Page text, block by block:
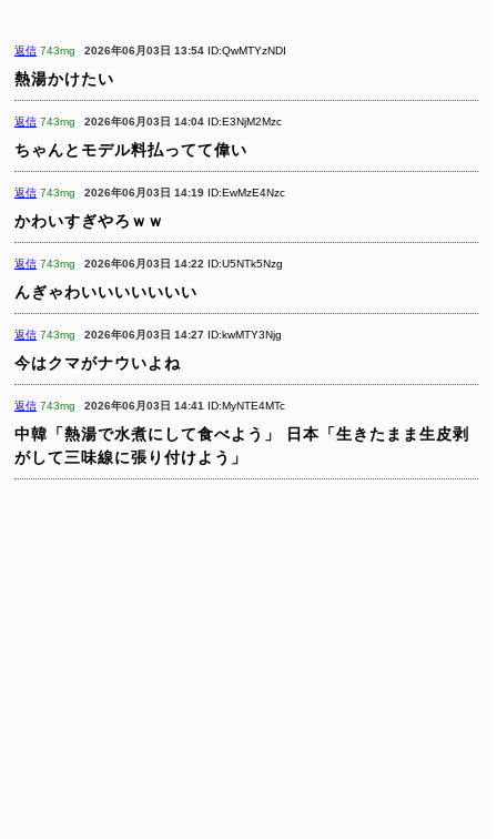
返信 743mg 2026年06月03日 13:54 ID:QwMTYzNDI
熱湯かけたい
返信 743mg 2026年06月03日 14:04 ID:E3NjM2Mzc
ちゃんとモデル料払ってて偉い
返信 743mg 2026年06月03日 14:19 ID:EwMzE4Nzc
かわいすぎやろｗｗ
返信 743mg 2026年06月03日 14:22 ID:U5NTk5Nzg
んぎゃわいいいいいいい
返信 743mg 2026年06月03日 14:27 ID:kwMTY3Njg
今はクマがナウいよね
返信 743mg 2026年06月03日 14:41 ID:MyNTE4MTc
中韓「熱湯で水煮にして食べよう」
日本「生きたまま生皮剥
がして三味線に張り付けよう」